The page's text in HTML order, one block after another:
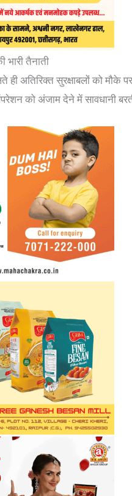
भारी तैनाती
ही अतिरिक्त सुरक्षाबलों को मौके
को अंजाम देने में सावधानी